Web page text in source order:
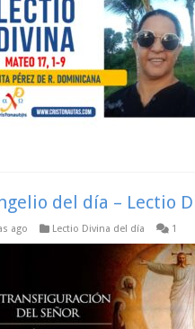
del día – Lectio
ago Lectio Divina del día 1